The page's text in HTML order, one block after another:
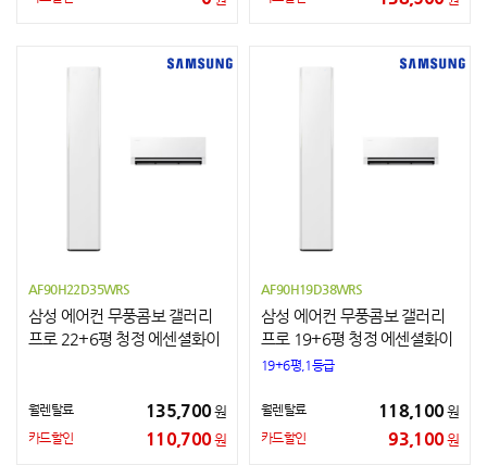
AF90H22D35WRS
삼성 에어컨 무풍콤보 갤러리
프로 22+6평 청정 에센셜화이
월렌탈료 135,700원
카드할인 110,700원
AF90H19D38WRS
삼성 에어컨 무풍콤보 갤러리
프로 19+6평 청정 에센셜화이
트
19+6평,1등급
월렌탈료 118,100원
카드할인 93,100원